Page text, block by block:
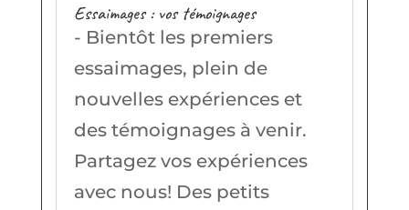
Essaimages : vos témoignages
- Bientôt les premiers
essaimages, plein de
nouvelles expériences et
des témoignages à venir.
Partagez vos expériences
avec nous! Des petits